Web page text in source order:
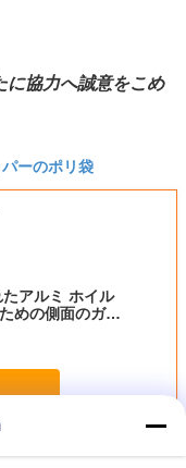
に協力へ誠意をこめ
ーのポリ袋
アルミ ホイル
めの側面のガセ